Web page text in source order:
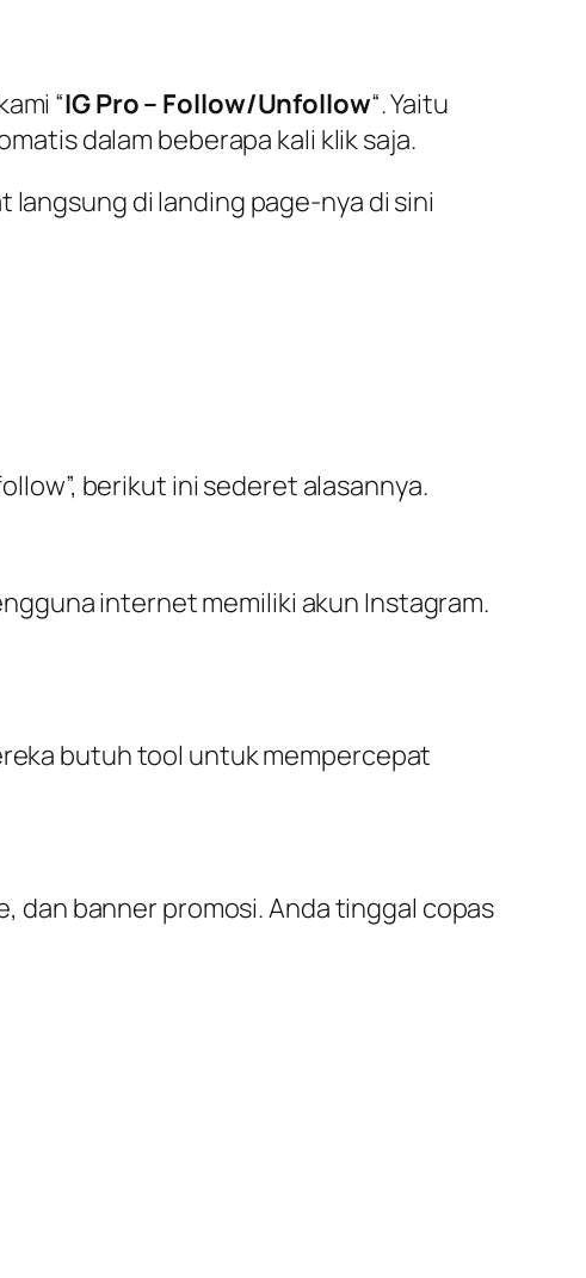
“IG Pro – Follow/Unfollow“. Yaitu
dalam beberapa kali klik saja.
langsung di landing page-nya di sini
berikut ini sederet alasannya.
internet memiliki akun Instagram.
butuh tool untuk mempercepat
dan banner promosi. Anda tinggal copas